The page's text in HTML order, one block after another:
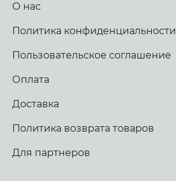
О нас
Политика конфиденциальности
Пользовательское соглашение
Оплата
Доставка
Политика возврата товаров
Для партнеров